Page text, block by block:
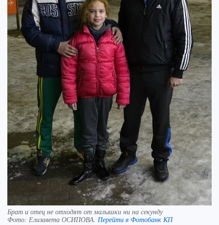
Брат и отец не отходят от малышки ни на секунду
Фото: Елизавета ОСИПОВА. Перейти в Фотобанк КП